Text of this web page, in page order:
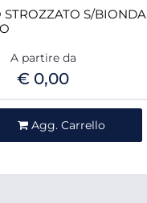
STROZZATO S/BIONDA
A partire da
€ 0,00
Agg. Carrello